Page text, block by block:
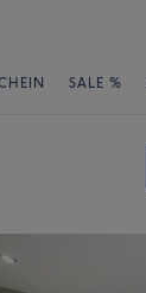
SALE %